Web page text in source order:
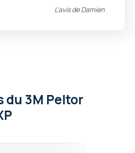
L'avis deDamien
du 3M Peltor